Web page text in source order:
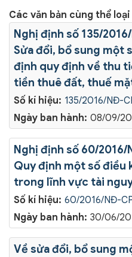
Các văn bản cùng thể loại
Số kí hiệu: 135/2016/NĐ-
Ngày ban hành: 08/09/
Nghị định số 135/
Sửa đổi, bổ sung một
định quy định về thu
tiền thuê đất, thuế
Số kí hiệu: 60/2016/NĐ-
Ngày ban hành: 30/06/
Nghị định số 60/
Quy định một số điều
trong lĩnh vực tài
Về sửa đổi, bổ sung